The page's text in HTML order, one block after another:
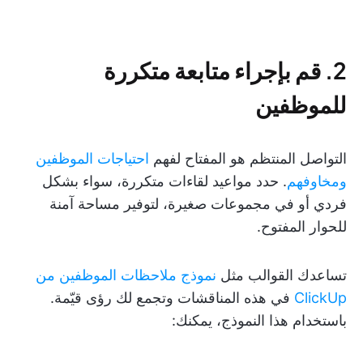
2. قم بإجراء متابعة متكررة
للموظفين
التواصل المنتظم هو المفتاح لفهم احتياجات الموظفين
ومخاوفهم. حدد مواعيد لقاءات متكررة، سواء بشكل
فردي أو في مجموعات صغيرة، لتوفير مساحة آمنة
للحوار المفتوح.
تساعدك القوالب مثل نموذج ملاحظات الموظفين من
ClickUp في هذه المناقشات وتجمع لك رؤى قيّمة.
باستخدام هذا النموذج، يمكنك: